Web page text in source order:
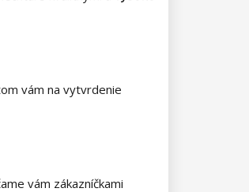
vám na vytvrdenie
vám zákazníčkami